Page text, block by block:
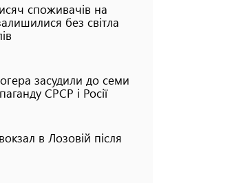
споживачів на
без світла
засудили до семи
СРСР і Росії
в Лозовій після